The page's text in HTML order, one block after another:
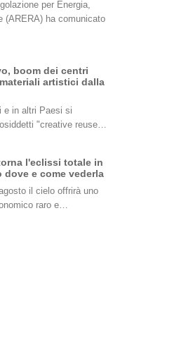
per Energia,
(ARERA) ha comunicato
boom dei centri
artistici dalla
e in altri Paesi si
"creative reuse…
l'eclissi totale in
dove e come vederla
il cielo offrirà uno
raro e…